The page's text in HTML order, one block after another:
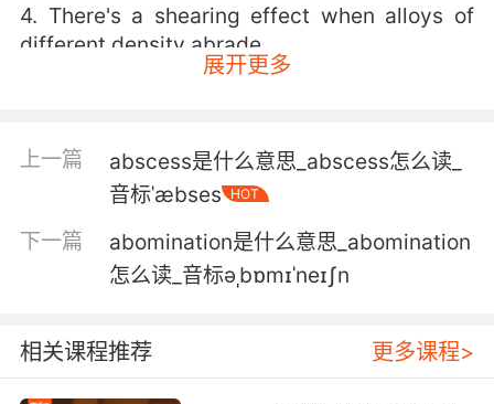
4. There's a shearing effect when alloys of
different density abrade.
5. It looks like their faces have been sliced
and abraded several times.
6. Which is odd, given the time the unsub
这就怪了 考虑到嫌犯耗费很长时间 反复割开和剥
去她们的皮肤
展开更多
上一篇
abscess是什么意思_abscess怎么读_
音标ˈæbses
HOT
下一篇
abomination是什么意思_abomination
怎么读_音标əˌbɒmɪˈneɪʃn
相关课程推荐 更多课程>